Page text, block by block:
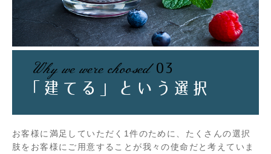
Why we were choosed 03
「建てる」 という選択
お客様に満足していただく1件のために、たくさんの選択
肢をお客様にご用意することが我々の使命だと考えていま